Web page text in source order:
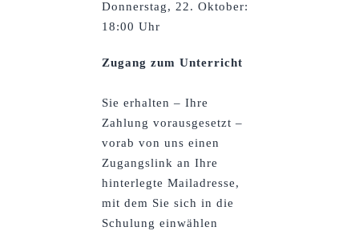
Donnerstag, 22. Oktober:
18:00 Uhr
Zugang zum Unterricht
Sie erhalten – Ihre
Zahlung vorausgesetzt –
vorab von uns einen
Zugangslink an Ihre
hinterlegte Mailadresse,
mit dem Sie sich in die
Schulung einwählen